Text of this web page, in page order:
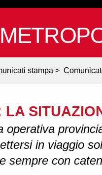
stampa >
LA
operativa
in viaggio
sempre con